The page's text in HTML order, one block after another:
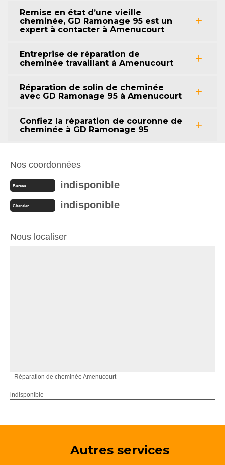
Remise en état d’une vieille
cheminée, GD Ramonage 95 est un
expert à contacter à Amenucourt
Entreprise de réparation de
cheminée travaillant à Amenucourt
Réparation de solin de cheminée
avec GD Ramonage 95 à Amenucourt
Confiez la réparation de couronne de
cheminée à GD Ramonage 95
Nos coordonnées
Bureau indisponible
Chantier indisponible
Nous localiser
Réparation de cheminée Amenucourt
indisponible
Autres services